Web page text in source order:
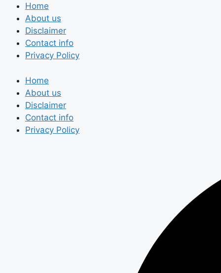
content
Home
About us
Disclaimer
Contact info
Privacy Policy
Home
About us
Disclaimer
Contact info
Privacy Policy